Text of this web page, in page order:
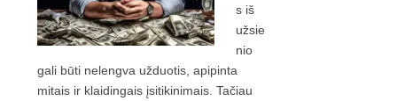
s iš
užsie
nio
gali būti nelengva užduotis, apipinta
mitais ir klaidingais įsitikinimais. Tačiau